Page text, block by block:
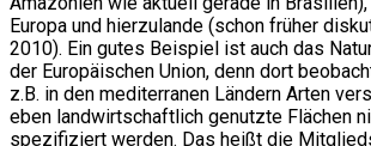
Europa und hierzulande (schon früher
2010). Ein gutes Beispiel ist auch das
der Europäischen Union, denn dort
z.B. in den mediterranen Ländern Arten
eben landwirtschaftlich genutzte Flächen
spezifiziert werden. Das heißt die